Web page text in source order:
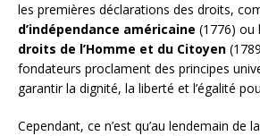
les premières déclarations des droits,
d’indépendance américaine (1776) ou
droits de l’Homme et du Citoyen
fondateurs proclament des principes
garantir la dignité, la liberté et l’égalité
Cependant, ce n’est qu’au lendemain de